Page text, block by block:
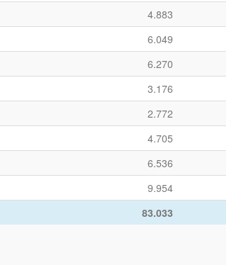
83.033
4.883
6.049
6.270
3.176
2.772
4.705
6.536
9.954